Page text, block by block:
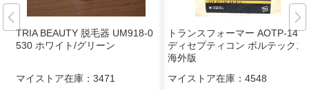
TRIA BEAUTY 脱毛器 UM918-0
530 ホワイト/グリーン
マイストア在庫： 3471
トランスフォーマー AOTP-14
ディセプティコン ボルテックス
海外版
マイストア在庫： 4548